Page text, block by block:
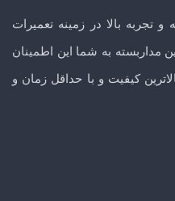
تجربه بالا در زمینه تعمیرات
مداربسته به شما این اطمینان
کیفیت و با حداقل زمان و